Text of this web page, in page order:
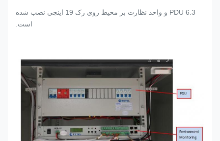
6.3 PDU و واحد نظارت بر محیط روی رک 19 اینچی نصب شده
است.